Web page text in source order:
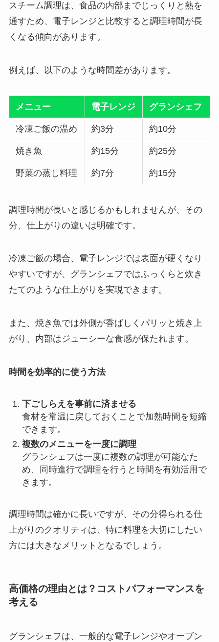
スチーム調理は、食品の内部までじっくりと熱を
通すため、電子レンジと比較すると調理時間が長
くなる傾向があります。
例えば、以下のような時間差があります。
メニュー 電子レンジ グランシェフ
冷凍ご飯の温め 約3分 約10分
焼き魚 約15分 約25分
野菜の蒸し料理 約7分 約15分
調理時間が長いと感じるかもしれませんが、その
分、仕上がりの違いは明確です。
冷凍ご飯の場合、電子レンジでは表面が硬くなり
やすいですが、グランシェフではふっくらと炊き
たてのような仕上がりを実現できます。
また、焼き魚では外側が香ばしくパリッと焼き上
がり、内部はジューシーな食感が保たれます。
時間を効率的に使う方法
下ごしらえを事前に済ませる
食材を常温に戻しておくことで加熱時間を短縮
できます。
複数のメニューを一度に調理
グランシェフは一度に複数の調理が可能なた
め、同時進行で調理を行うと時間を有効活用で
きます。
調理時間は確かに長いですが、その分得られる仕
上がりのクオリティは、特に料理を大切にしたい
方には大きなメリットとなるでしょう。
高価格の理由とは？コストパフォーマンスを
考える
グランシェフは、一般的な電子レンジやオーブン